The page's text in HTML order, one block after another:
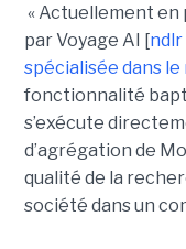
« Actuellement
par Voyage AI [ndlr
spécialisée dans
fonctionnalité
s’exécute
d’agrégation de
qualité de la
société dans un